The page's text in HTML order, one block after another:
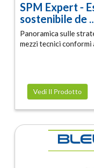
SPM Expert -
sostenibile de
Panoramica sulle
mezzi tecnici
Vedi Il Prodotto